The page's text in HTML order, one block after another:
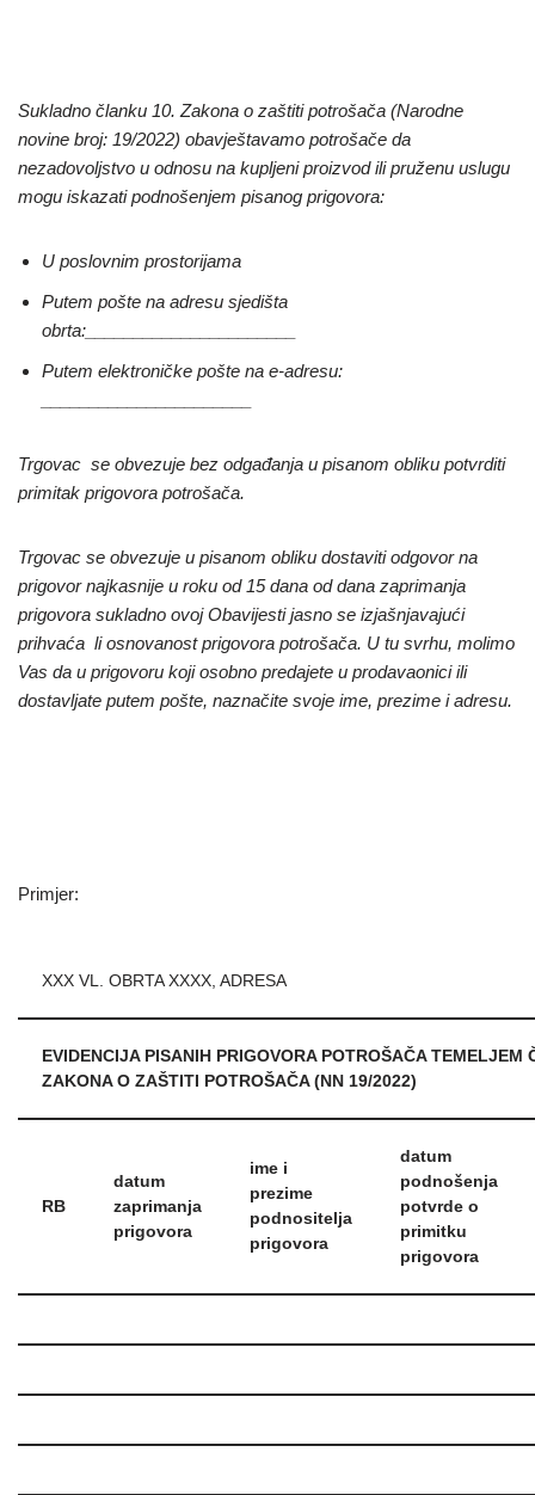
Sukladno članku 10. Zakona o zaštiti potrošača (Narodne
novine broj: 19/2022) obavještavamo potrošače da
nezadovoljstvo u odnosu na kupljeni proizvod ili pruženu uslugu
mogu iskazati podnošenjem pisanog prigovora:
U poslovnim prostorijama
Putem pošte na adresu sjedišta
obrta:______________________
Putem elektroničke pošte na e-adresu:
Trgovac se obvezuje bez odgađanja u pisanom obliku potvrditi
primitak prigovora potrošača.
Trgovac se obvezuje u pisanom obliku dostaviti odgovor na
prigovor najkasnije u roku od 15 dana od dana zaprimanja
prigovora sukladno ovoj Obavijesti jasno se izjašnjavajući
prihvaća li osnovanost prigovora potrošača. U tu svrhu, molimo
Vas da u prigovoru koji osobno predajete u prodavaonici ili
dostavljate putem pošte, naznačite svoje ime, prezime i adresu.
Primjer:
XXX VL. OBRTA XXXX, ADRESA
EVIDENCIJA PISANIH PRIGOVORA POTROŠAČA TEMELJEM
ZAKONA O ZAŠTITI POTROŠAČA (NN 19/2022)
RB
datum
zaprimanja
prigovora
ime i
prezime
podnositelja
prigovora
datum
podnošenja
potvrde o
primitku
prigovora